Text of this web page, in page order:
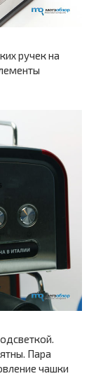
ручек на
Пара
чашки